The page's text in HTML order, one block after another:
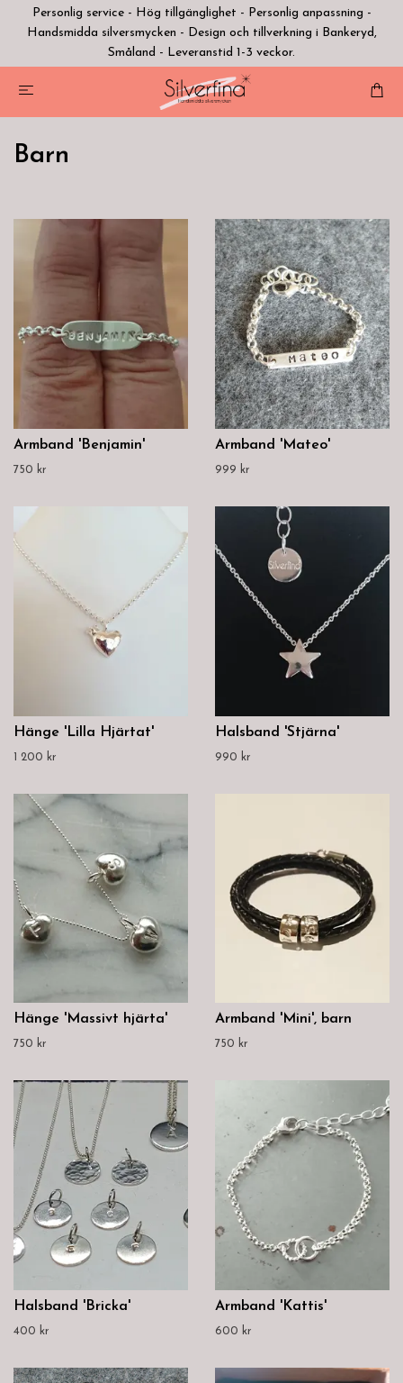
Personlig service - Hög tillgänglighet - Personlig anpassning -
Handsmidda silversmycken - Design och tillverkning i Bankeryd,
Småland - Leveranstid 1-3 veckor.
Barn
Armband 'Benjamin'
750 kr
Armband 'Mateo'
999 kr
Hänge 'Lilla Hjärtat'
1 200 kr
Halsband 'Stjärna'
990 kr
Hänge 'Massivt hjärta'
750 kr
Armband 'Mini', barn
750 kr
Halsband 'Bricka'
400 kr
Armband 'Kattis'
600 kr